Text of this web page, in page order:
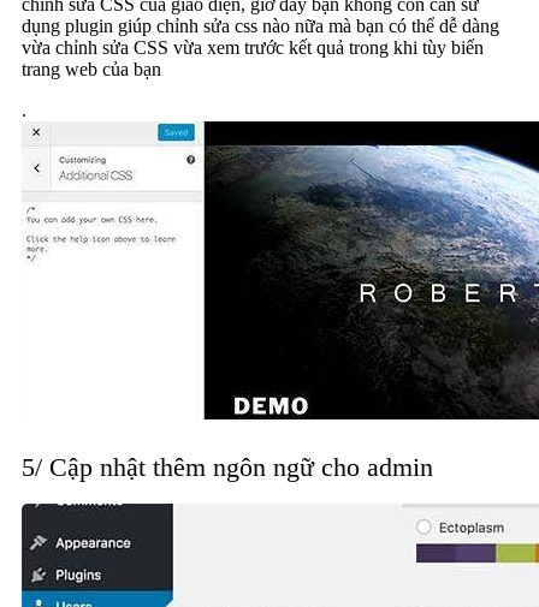
chỉnh sửa CSS của giao diện, giờ đây bạn không còn cần sử
dụng plugin giúp chỉnh sửa css nào nữa mà bạn có thể dễ dàng
vừa chỉnh sửa CSS vừa xem trước kết quả trong khi tùy biến
trang web của bạn
.
5/ Cập nhật thêm ngôn ngữ cho admin